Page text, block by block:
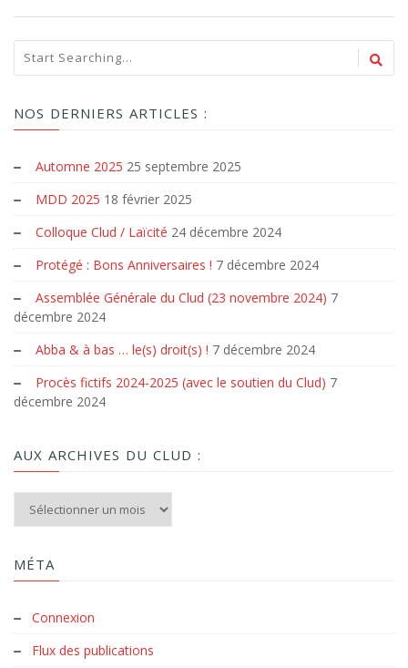
NOS DERNIERS ARTICLES :
Automne 2025 25 septembre 2025
MDD 2025 18 février 2025
Colloque Clud / Laïcité 24 décembre 2024
Protégé : Bons Anniversaires ! 7 décembre 2024
Assemblée Générale du Clud (23 novembre 2024) 7
décembre 2024
Abba & à bas … le(s) droit(s) ! 7 décembre 2024
Procès fictifs 2024-2025 (avec le soutien du Clud) 7
décembre 2024
AUX ARCHIVES DU CLUD :
MÉTA
Connexion
Flux des publications